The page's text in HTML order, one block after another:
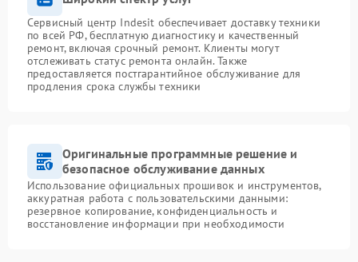
Сервисный центр Indesit обеспечивает доставку техники
по всей РФ, бесплатную диагностику и качественный
ремонт, включая срочный ремонт. Клиенты могут
отслеживать статус ремонта онлайн. Также
предоставляется постгарантийное обслуживание для
продления срока службы техники
Оригинальные программные решение и
безопасное обслуживание данных
Использование официальных прошивок и инструментов,
аккуратная работа с пользовательскими данными:
резервное копирование, конфиденциальность и
восстановление информации при необходимости